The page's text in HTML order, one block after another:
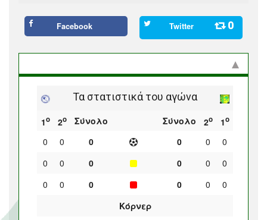
Facebook Twitter 0
Τα στατιστικά του αγώνα
1ο 2ο Σύνολο Σύνολο 2ο 1ο
0 0 0 0 0
0
0
0 0 0 0
0
0
0 0 0 0
0
Κόρνερ